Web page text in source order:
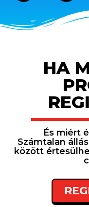
HA
És miért
Számtalan
között